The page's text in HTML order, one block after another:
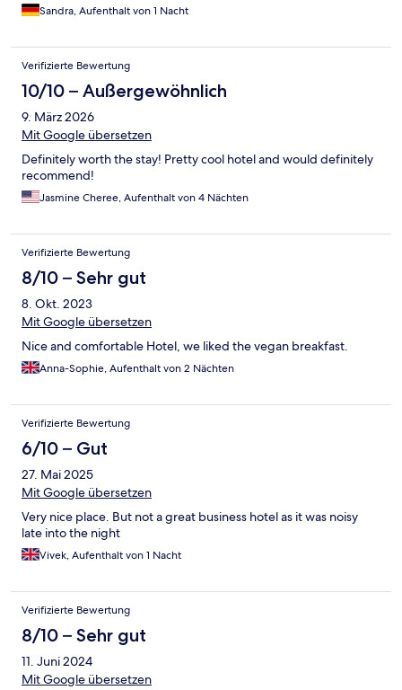
Sandra, Aufenthalt von 1 Nacht
Verifizierte Bewertung
10/10 – Außergewöhnlich
9. März 2026
Mit Google übersetzen
Definitely worth the stay! Pretty cool hotel and would definitely
recommend!
Jasmine Cheree, Aufenthalt von 4 Nächten
Verifizierte Bewertung
8/10 – Sehr gut
8. Okt. 2023
Mit Google übersetzen
Nice and comfortable Hotel, we liked the vegan breakfast.
Anna-Sophie, Aufenthalt von 2 Nächten
Verifizierte Bewertung
6/10 – Gut
27. Mai 2025
Mit Google übersetzen
Very nice place. But not a great business hotel as it was noisy
late into the night
Vivek, Aufenthalt von 1 Nacht
Verifizierte Bewertung
8/10 – Sehr gut
11. Juni 2024
Mit Google übersetzen